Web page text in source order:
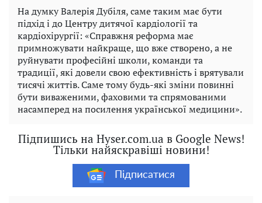
На думку Валерія Дубіля, саме таким має бути
підхід і до Центру дитячої кардіології та
кардіохірургії: «Справжня реформа має
примножувати найкраще, що вже створено, а не
руйнувати професійні школи, команди та
традиції, які довели свою ефективність і врятували
тисячі життів. Саме тому будь-які зміни повинні
бути виваженими, фаховими та спрямованими
насамперед на посилення української медицини».
Підпишись на Hyser.com.ua в Google News!
Тільки найяскравіші новини!
Підписатися